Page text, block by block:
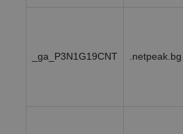
_ga_P3N1G19CNT .netpeak.bg